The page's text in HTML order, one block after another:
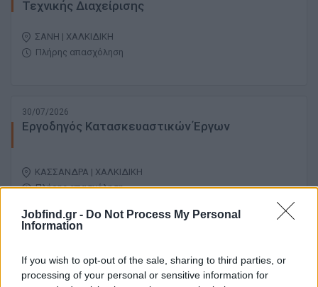
Jobfind.gr - Do Not Process My Personal
Information
If you wish to opt-out of the sale, sharing to third parties, or
processing of your personal or sensitive information for
Τεχνικής Διαχείρισης
ΣΑΝΗ | ΧΑΛΚΙΔΙΚΗ
Πλήρης απασχόληση
30/07/2026
Εργοδηγός Κατασκευαστικών Έργων
ΚΑΣΣΑΝΔΡΑ | ΧΑΛΚΙΔΙΚΗ
Πλήρης απασχόληση
1